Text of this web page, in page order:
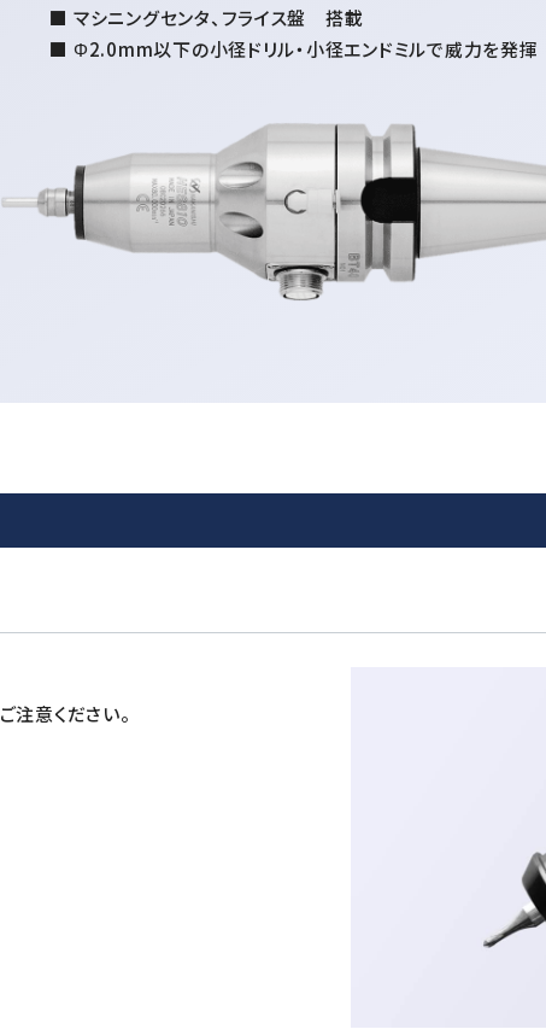
■ マシニングセンタ、フライス盤 搭載
■ Φ2.0mm以下の小径ドリル・小径エンドミルで威力を発揮
意ください。